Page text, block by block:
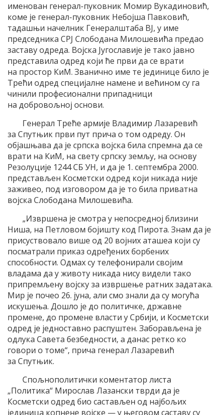
именован генерал-пуковник Момир Вукадиновић,
коме је генерал-пуковник Небојша Павковић,
тадашњи начелник Генералштаба ВЈ, у име
председника СРЈ Слободана Милошевића предао
заставу одреда. Војска Југославије је тако јавно
представила одред који ће први да се врати
на простор КиМ. Званично име те јединице било је
Трећи одред специјалне намене и већином су га
чинили професионални припадници
на добровољној основи.
Генерал Треће армије Владимир Лазаревић
за Спутњик први пут прича о том одреду. Он
објашњава да је српска војска била спремна да се
врати на КиМ, на свету српску земљу, на основу
Резолуције 1244 СБ УН, и да је 1. септембра 2000.
представљен Косметски одред који никада није
заживео, под изговором да је то била приватна
војска Слободана Милошевића.
„Извршена је смотра у непосредној близини
Ниша, на Петловом бојишту код Пирота. Знам да је
присуствовало више од 20 војних аташеа који су
посматрали приказ одређених борбених
способности. Одмах су телефонирали својим
владама да у животу никада нису видели тако
припремљену војску за извршење ратних задатака.
Мир је почео 26. јуна, али смо знали да су могућа
искушења. Дошло је до политичке, државне
промене, до промене власти у Србији, и Косметски
одред je једноставно распуштен. Заборављена је
одлука Савета безбедности, a данас ретко ко
говори о томе“, прича генерал Лазаревић
за Спутњик.
Спољнополитички коментатор листа
„Политика“ Мирослав Лазански тврди да је
Косметски одред био састављен од најбољих
јединица копнене војске — у његовом саставу су